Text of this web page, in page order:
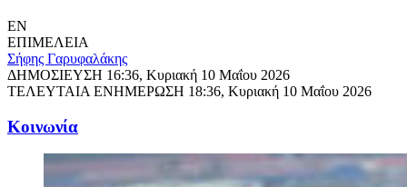
EN
ΕΠΙΜΕΛΕΙΑ
Σήφης Γαρυφαλάκης
ΔΗΜΟΣΙΕΥΣΗ 16:36, Κυριακή 10 Μαΐου 2026
ΤΕΛΕΥΤΑΙΑ ΕΝΗΜΕΡΩΣΗ 18:36, Κυριακή 10 Μαΐου 2026
Κοινωνία